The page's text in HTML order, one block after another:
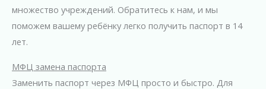
множество учреждений. Обратитесь к нам, и мы
поможем вашему ребёнку легко получить паспорт в 14
лет.
МФЦ замена паспорта
Заменить паспорт через МФЦ просто и быстро. Для